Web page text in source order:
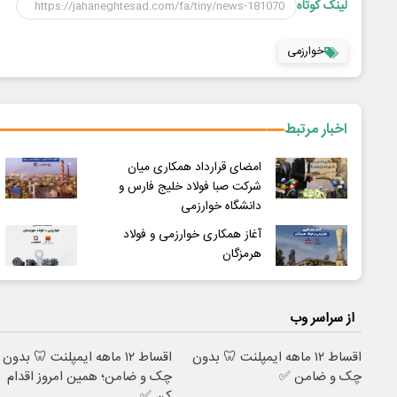
لینک کوتاه
خوارزمی
اخبار مرتبط
امضای قرارداد همکاری میان
شرکت صبا فولاد خلیج فارس و
دانشگاه خوارزمی
آغاز همکاری‌ خوارزمی و فولاد
هرمزگان
از سراسر وب
اقساط ۱۲ ماهه ایمپلنت 🦷 بدون
چک و ضامن ✅
اقساط ۱۲ ماهه ایمپلنت 🦷 بدون
چک و ضامن؛ همین امروز اقدام